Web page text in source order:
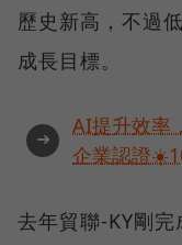
歷史新高，不過
成長目標。
➜
AI提升效率
企業認證
去年貿聯-KY剛